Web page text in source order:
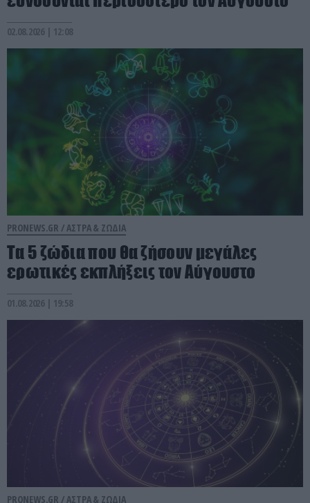
02.08.2026 | 12:08
PRONEWS.GR /ΑΣΤΡΑ & ΖΩΔΙΑ
Τα 5 ζώδια που θα ζήσουν μεγάλες
ερωτικές εκπλήξεις τον Αύγουστο
01.08.2026 | 19:58
PRONEWS.GR / ΑΣΤΡΑ & ΖΩΔΙΑ